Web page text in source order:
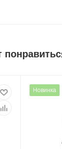
Новинка